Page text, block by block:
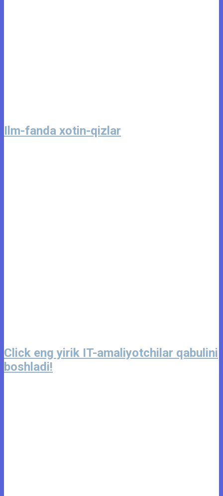
Ilm-fanda xotin-qizlar
Click eng yirik IT-amaliyotchilar qabulini
boshladi!